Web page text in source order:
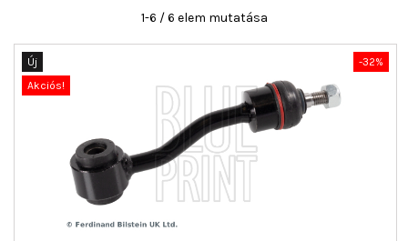
1-6 / 6 elem mutatása
-32%
Új
Akciós!